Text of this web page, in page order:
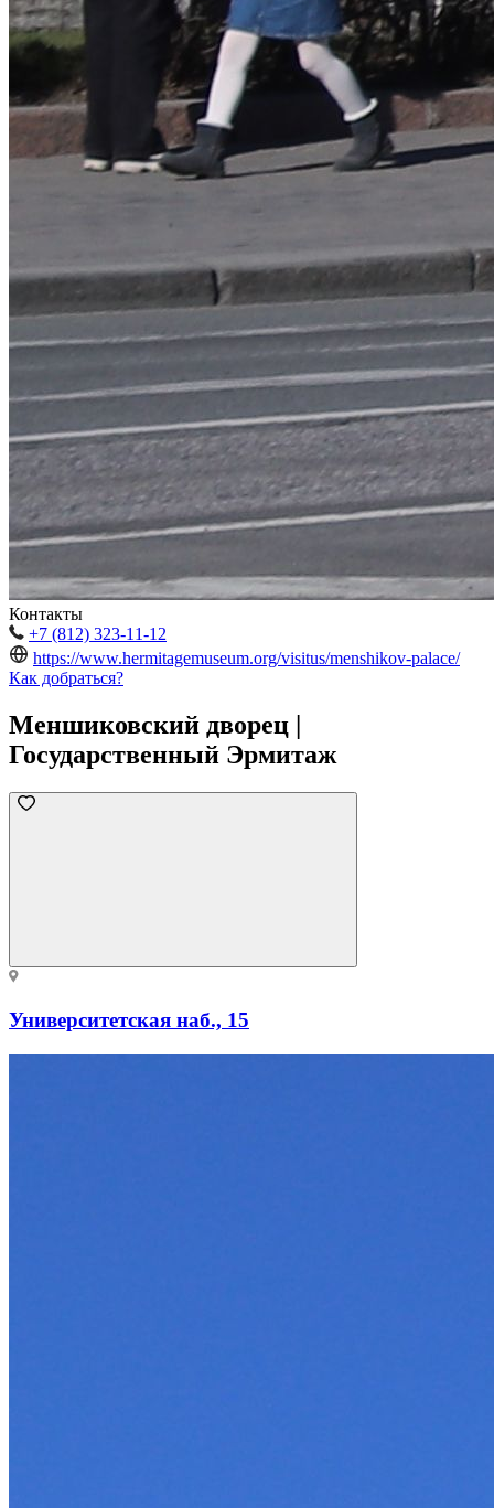
Контакты
+7 (812) 323-11-12
https://www.hermitagemuseum.org/visitus/menshikov-palace/
Как добраться?
Меншиковский дворец |
Государственный Эрмитаж
Университетская наб., 15